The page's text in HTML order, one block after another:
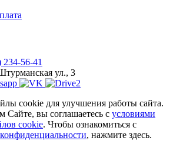
234-56-41
ул., 3
cookie для улучшения работы сайта.
Сайте, вы соглашаетесь с условиями
cookie. Чтобы ознакомиться с
, нажмите здесь.